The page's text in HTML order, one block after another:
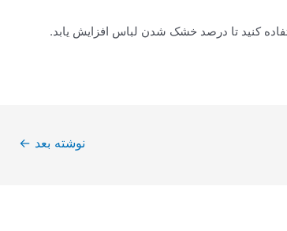
کنید تا درصد خشک شدن لباس افزایش یابد.
نوشته بعد ←